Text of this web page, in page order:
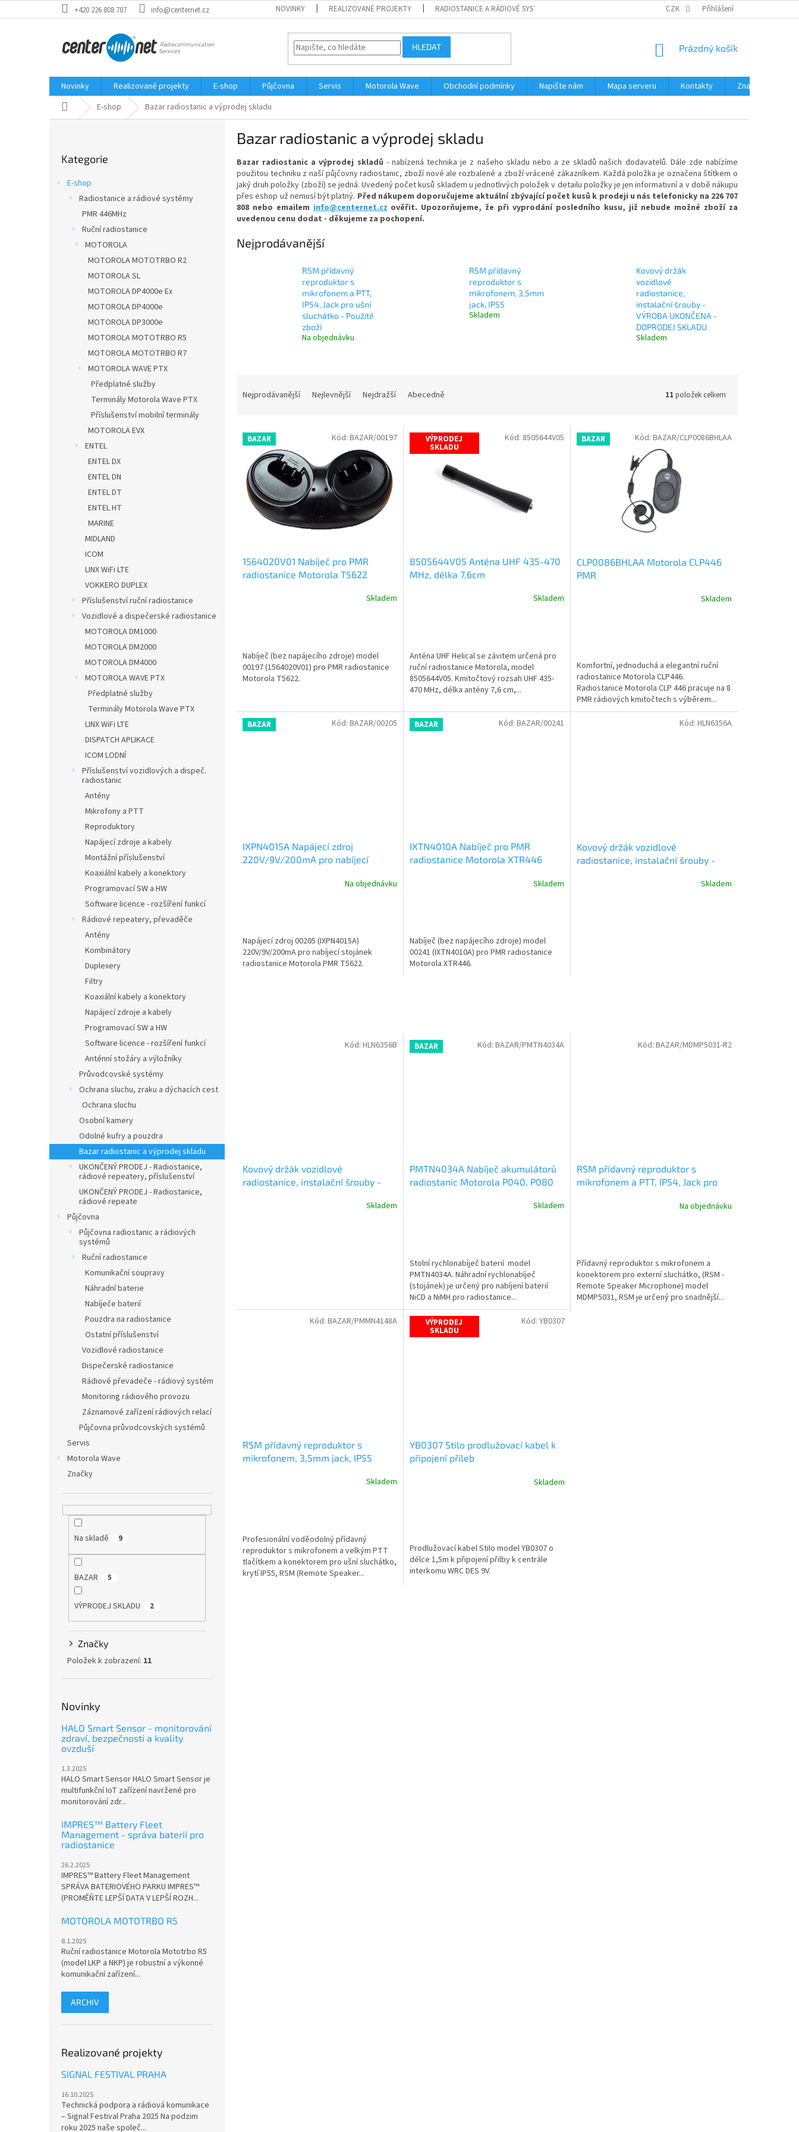
na
+420 226 808 707 info@centernet.cz NOVINKY REALIZOVANÉ PROJEKTY RADIOSTANICE A RÁDIOVÉ SYSTÉMY PŘÍSLUŠENSTVÍ RUČNÍ RADIOSTANICE PŮJČOVNA
CZK Přihlášení
HLEDAT
NÁKUPNÍ
Prázdný košík
Novinky Realizované projekty E-shop Půjčovna Servis Motorola Wave Obchodní podmínky Napište nám Mapa serveru Kontakty
Značky
Domů E-shop Bazar radiostanic a výprodej skladu
kategorie
Kategorie
E-shop
Radiostanice a rádiové systémy
PMR 446MHz
Ruční radiostanice
MOTOROLA
MOTOROLA MOTOTRBO R2
MOTOROLA SL
MOTOROLA DP4000e Ex
MOTOROLA DP4000e
MOTOROLA DP3000e
MOTOROLA MOTOTRBO R5
MOTOROLA MOTOTRBO R7
MOTOROLA WAVE PTX
Předplatné služby
Terminály Motorola Wave PTX
Příslušenství mobilní terminály
MOTOROLA EVX
ENTEL
ENTEL DX
ENTEL DN
ENTEL DT
ENTEL HT
MARINE
MIDLAND
ICOM
LINX WiFi LTE
VOKKERO DUPLEX
Příslušenství ruční radiostanice
Vozidlové a dispečerské radiostanice
MOTOROLA DM1000
MOTOROLA DM2000
MOTOROLA DM4000
MOTOROLA WAVE PTX
Předplatné služby
Terminály Motorola Wave PTX
LINX WiFi LTE
DISPATCH APLIKACE
ICOM LODNÍ
Příslušenství vozidlových a dispeč.
radiostanic
Antény
Mikrofony a PTT
Reproduktory
Napájecí zdroje a kabely
Montážní příslušenství
Koaxiální kabely a konektory
Programovací SW a HW
Software licence - rozšíření funkcí
Rádiové repeatery, převaděče
Antény
Kombinátory
Duplexery
Filtry
Koaxiální kabely a konektory
Napájecí zdroje a kabely
Programovací SW a HW
Software licence - rozšíření funkcí
Anténní stožáry a výložníky
Průvodcovské systémy
Ochrana sluchu, zraku a dýchacích cest
Ochrana sluchu
Osobní kamery
Odolné kufry a pouzdra
Bazar radiostanic a výprodej skladu
UKONČENÝ PRODEJ - Radiostanice,
rádiové repeatery, příslušenství
UKONČENÝ PRODEJ - Radiostanice,
rádiové repeate
Půjčovna
Půjčovna radiostanic a rádiových
systémů
Ruční radiostanice
Komunikační soupravy
Náhradní baterie
Nabíječe baterií
Pouzdra na radiostanice
Ostatní příslušenství
Vozidlové radiostanice
Dispečerské radiostanice
Rádiové převadeče - rádiový systém
Monitoring rádiového provozu
Záznamové zařízení rádiových relací
Půjčovna průvodcovských systémů
Servis
Motorola Wave
Značky
Na skladě 9
BAZAR 5
VÝPRODEJ SKLADU 2
Značky
Položek k zobrazení: 11
Novinky
HALO Smart Sensor - monitorování
zdraví, bezpečnosti a kvality
ovzduší
1.3.2025
HALO Smart Sensor HALO Smart Sensor je
multifunkční IoT zařízení navržené pro
monitorování zdr...
IMPRES™ Battery Fleet
Management - správa baterií pro
radiostanice
26.2.2025
IMPRES™ Battery Fleet Management
SPRÁVA BATERIOVÉHO PARKU IMPRES™
(PROMĚŇTE LEPŠÍ DATA V LEPŠÍ ROZH...
MOTOROLA MOTOTRBO R5
8.1.2025
Ruční radiostanice Motorola Mototrbo R5
(model LKP a NKP) je robustní a výkonné
komunikační zařízení...
ARCHIV
Realizované projekty
SIGNAL FESTIVAL PRAHA
16.10.2025
Technická podpora a rádiová komunikace
– Signal Festival Praha 2025 Na podzim
roku 2025 naše společ...
Bazar radiostanic a výprodej skladu
Bazar radiostanic a výprodej skladů - nabízená technika je z našeho skladu nebo a ze skladů našich dodavatelů. Dále zde nabízíme
použitou techniku z naší půjčovny radiostanic, zboží nové ale rozbalené a zboží vrácené zákazníkem. Každá položka je označena štítkem o
jaký druh položky (zboží) se jedná. Uvedený počet kusů skladem u jednotlivých položek v detailu položky je jen informativní a v době nákupu
přes eshop už nemusí být platný. Před nákupem doporučujeme aktuální zbývající počet kusů k prodeji u nás telefonicky na 226 707
808 nebo emailem info@centernet.cz ověřit. Upozorňujeme, že při vyprodání posledního kusu, již nebude možné zboží za
uvedenou cenu dodat - děkujeme za pochopení.
Nejprodávanější
RSM přídavný
reproduktor s
mikrofonem a PTT,
IP54, Jack pro ušní
sluchátko - Použité
zboží
Na objednávku
RSM přídavný
reproduktor s
mikrofonem, 3,5mm
jack, IP55
Skladem
Kovový držák
vozidlové
radiostanice,
instalační šrouby -
VÝROBA UKONČENA -
DOPRODEJ SKLADU
Skladem
n
Nejprodávanější Nejlevnější Nejdražší Abecedně 11 položek celkem
V BAZAR
1564020V01 Nabíječ pro PMR
radiostanice Motorola T5622
Skladem
Nabíječ (bez napájecího zdroje) model
00197 (1564020V01) pro PMR radiostanice
Motorola T5622.
Kód: BAZAR/00197 VÝPRODEJ
SKLADU
8505644V05 Anténa UHF 435-470
MHz, délka 7,6cm
Skladem
Anténa UHF Helical se závitem určená pro
ruční radiostanice Motorola, model
8505644V05. Kmitočtový rozsah UHF 435-
470 MHz, délka antény 7,6 cm,...
Kód: 8505644V05 BAZAR
CLP0086BHLAA Motorola CLP446
PMR
Skladem
Komfortní, jednoduchá a elegantní ruční
radiostanice Motorola CLP446.
Radiostanice Motorola CLP 446 pracuje na 8
PMR rádiových kmitočtech s výběrem...
Kód: BAZAR/CLP0086BHLAA
BAZAR
IXPN4015A Napájecí zdroj
220V/9V/200mA pro nabíjecí
Na objednávku
Napájecí zdroj 00205 (IXPN4015A)
220V/9V/200mA pro nabíjecí stojánek
radiostanice Motorola PMR T5622.
Kód: BAZAR/00205 BAZAR
IXTN4010A Nabíječ pro PMR
radiostanice Motorola XTR446
Skladem
Nabíječ (bez napájecího zdroje) model
00241 (IXTN4010A) pro PMR radiostanice
Motorola XTR446.
Kód: BAZAR/00241
Kovový držák vozidlové
radiostanice, instalační šrouby -
Skladem
Kód: HLN6356A
Kovový držák vozidlové
radiostanice, instalační šrouby -
Skladem
Kód: HLN6356B BAZAR
PMTN4034A Nabíječ akumulátorů
radiostanic Motorola P040, P080
Skladem
Stolní rychlonabíječ baterií model
PMTN4034A. Náhradní rychlonabíječ
(stojánek) je určený pro nabíjení baterií
NiCD a NiMH pro radiostanice...
Kód: BAZAR/PMTN4034A
RSM přídavný reproduktor s
mikrofonem a PTT, IP54, Jack pro
Na objednávku
Přídavný reproduktor s mikrofonem a
konektorem pro externí sluchátko, (RSM -
Remote Speaker Microphone) model
MDMP5031, RSM je určený pro snadnější...
Kód: BAZAR/MDMP5031-R2
RSM přídavný reproduktor s
mikrofonem, 3,5mm jack, IP55
Skladem
Profesionální voděodolný přídavný
reproduktor s mikrofonem a velkým PTT
tlačítkem a konektorem pro ušní sluchátko,
krytí IP55, RSM (Remote Speaker...
Kód: BAZAR/PMMN4148A VÝPRODEJ
SKLADU
YB0307 Stilo prodlužovací kabel k
připojení přileb
Skladem
Prodlužovací kabel Stilo model YB0307 o
délce 1,5m k připojení přilby k centrále
interkomu WRC DES 9V.
Kód: YB0307